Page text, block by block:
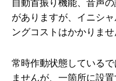
自動首振り機能、音声
がありますが、イニシ
ングコストはかかりませ
常時作動状態している
ませんが、一箇所に設